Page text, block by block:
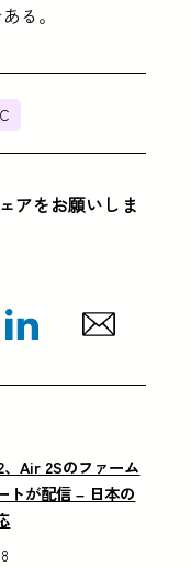
る。
アをお願いしま
Air 2Sのファーム
トが配信 – 日本の